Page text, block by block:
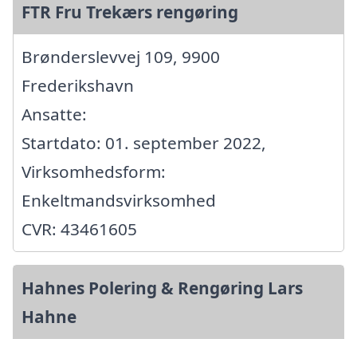
FTR Fru Trekærs rengøring
Brønderslevvej 109, 9900
Frederikshavn
Ansatte:
Startdato: 01. september 2022,
Virksomhedsform:
Enkeltmandsvirksomhed
CVR: 43461605
Hahnes Polering & Rengøring Lars
Hahne